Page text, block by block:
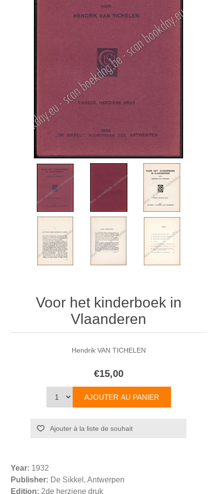
Voor het kinderboek in
Vlaanderen
Hendrik VAN TICHELEN
€15,00
Year: 1932
Publisher: De Sikkel, Antwerpen
Edition: 2de herziene druk